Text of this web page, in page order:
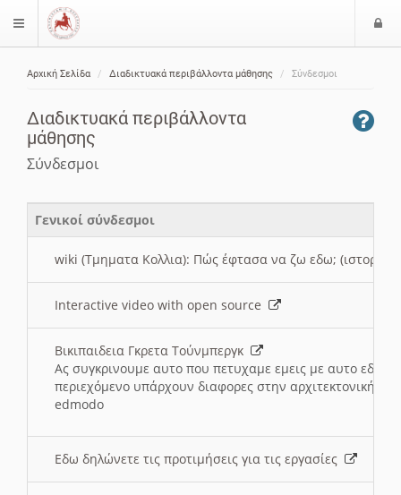
$langMenu
Αρχική Σελίδα Διαδικτυακά περιβάλλοντα μάθησης Σύνδεσμοι
Διαδικτυακά περιβάλλοντα
μάθησης
Σύνδεσμοι
Γενικοί σύνδεσμοι
wiki (Τμηματα Κολλια): Πώς έφτασα να ζω εδω; (ιστορια)
Interactive video with open source
Βικιπαιδεια Γκρετα Τούνμπεργκ
Ας συγκρινουμε αυτο που πετυχαμε εμεις με αυτο εδω
περιεχόμενο υπάρχουν διαφορες στην αρχιτεκτονική
edmodo
Εδω δηλώνετε τις προτιμήσεις για τις εργασίες